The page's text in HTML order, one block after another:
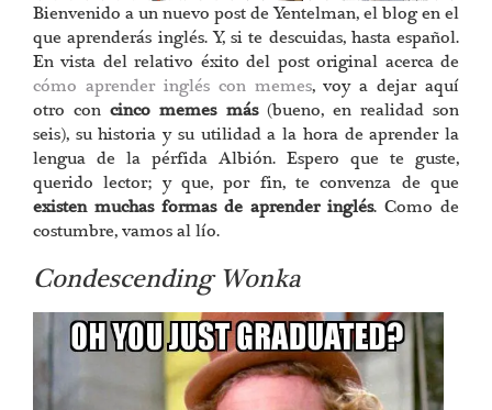
Bienvenido a un nuevo post de Yentelman, el blog en el
que aprenderás inglés. Y, si te descuidas, hasta español.
En vista del relativo éxito del post original acerca de
cómo aprender inglés con memes, voy a dejar aquí
otro concinco memes más(bueno, en realidad son
seis), su historia y su utilidad a la hora de aprender la
lengua de la pérfida Albión. Espero que te guste,
querido lector; y que, por fin, te convenza de que
existen muchas formas de aprender inglés. Como de
costumbre, vamos al lío.
Condescending Wonka